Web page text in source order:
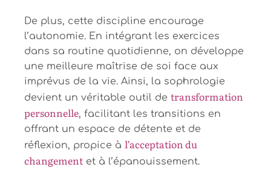
De plus, cette discipline encourage
l’autonomie. En intégrant les exercices
dans sa routine quotidienne, on développe
une meilleure maîtrise de soi face aux
imprévus de la vie. Ainsi, la sophrologie
devient un véritable outil de transformation
personnelle, facilitant les transitions en
offrant un espace de détente et de
réflexion, propice à l’acceptation du
changement et à l’épanouissement.